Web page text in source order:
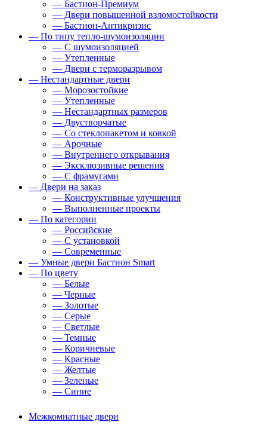
— Бастион-Премиум
— Двери повышенной взломостойкости
— Бастион-Антикризис
— По типу тепло-шумоизоляции
— С шумоизоляцией
— Утепленные
— Двери с терморазрывом
— Нестандартные двери
— Морозостойкие
— Утепленные
— Нестандартных размеров
— Двустворчатые
— Со стеклопакетом и ковкой
— Арочные
— Внутреннего открывания
— Эксклюзивные решения
— С фрамугами
— Двери на заказ
— Конструктивные улучшения
— Выполненные проекты
— По категории
— Российские
— С установкой
— Современные
— Умные двери Бастион Smart
— По цвету
— Белые
— Черные
— Золотые
— Серые
— Светлые
— Темные
— Коричневые
— Красные
— Желтые
— Зеленые
— Синие
Межкомнатные двери